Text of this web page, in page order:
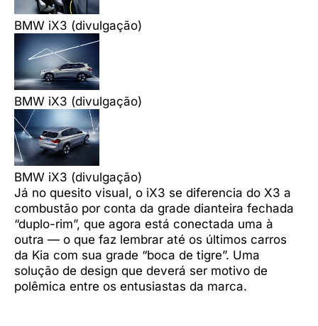
BMW iX3 (divulgação)
BMW iX3 (divulgação)
BMW iX3 (divulgação)
Já no quesito visual, o iX3 se diferencia do X3 a
combustão por conta da grade dianteira fechada
“duplo-rim”, que agora está conectada uma à
outra — o que faz lembrar até os últimos carros
da Kia com sua grade “boca de tigre”. Uma
solução de design que deverá ser motivo de
polêmica entre os entusiastas da marca.